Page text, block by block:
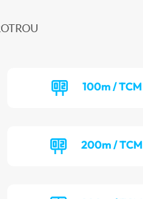
100m / TCM
200m / TCM